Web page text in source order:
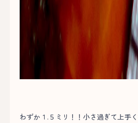
わずか１.５ミリ！！小さ過ぎて上手く